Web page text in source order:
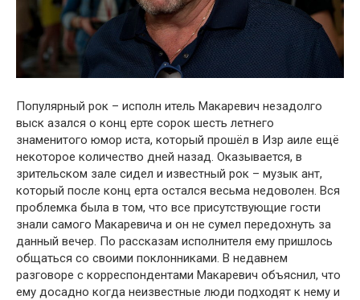
Популярный рок – исполн итель Макаревич незадолго
выск азался о конц ерте сорок шесть летнего
знаменитого юмор иста, который прошёл в Изр аиле ещё
некоторое количество дней назад. Оказывается, в
зрительском зале сидел и известный рок – музык ант,
который после конц ерта остался весьма недоволен. Вся
проблемка была в том, что все присутствующие гости
знали самого Макаревича и он не сумел передохнуть за
данный вечер. По рассказам исполнителя ему пришлось
общаться со своими поклонниками. В недавнем
разговоре с корреспондентами Макаревич объяснил, что
ему досадно когда неизвестные люди подходят к нему и